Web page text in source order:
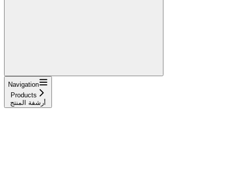
Navigation
Products
أرشفة المنتج